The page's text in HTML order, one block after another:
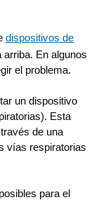
dispositivos de
En algunos
el problema.
un dispositivo
Esta
de una
vías respiratorias
para el